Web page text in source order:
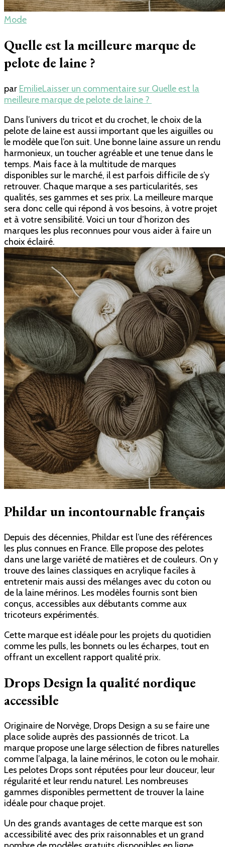
Mode
Quelle est la meilleure marque de
pelote de laine ?
par EmilieLaisser un commentaire sur Quelle est la
meilleure marque de pelote de laine ?
Dans l’univers du tricot et du crochet, le choix de la
pelote de laine est aussi important que les aiguilles ou
le modèle que l’on suit. Une bonne laine assure un rendu
harmonieux, un toucher agréable et une tenue dans le
temps. Mais face à la multitude de marques
disponibles sur le marché, il est parfois difficile de s’y
retrouver. Chaque marque a ses particularités, ses
qualités, ses gammes et ses prix. La meilleure marque
sera donc celle qui répond à vos besoins, à votre projet
et à votre sensibilité. Voici un tour d’horizon des
marques les plus reconnues pour vous aider à faire un
choix éclairé.
Phildar un incontournable français
Depuis des décennies, Phildar est l’une des références
les plus connues en France. Elle propose des pelotes
dans une large variété de matières et de couleurs. On y
trouve des laines classiques en acrylique faciles à
entretenir mais aussi des mélanges avec du coton ou
de la laine mérinos. Les modèles fournis sont bien
conçus, accessibles aux débutants comme aux
tricoteurs expérimentés.
Cette marque est idéale pour les projets du quotidien
comme les pulls, les bonnets ou les écharpes, tout en
offrant un excellent rapport qualité prix.
Drops Design la qualité nordique
accessible
Originaire de Norvège, Drops Design a su se faire une
place solide auprès des passionnés de tricot. La
marque propose une large sélection de fibres naturelles
comme l’alpaga, la laine mérinos, le coton ou le mohair.
Les pelotes Drops sont réputées pour leur douceur, leur
régularité et leur rendu naturel. Les nombreuses
gammes disponibles permettent de trouver la laine
idéale pour chaque projet.
Un des grands avantages de cette marque est son
accessibilité avec des prix raisonnables et un grand